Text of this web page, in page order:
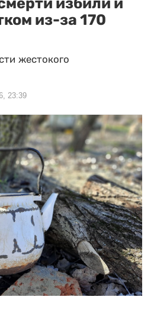
из-за 170
жестокого
23:39